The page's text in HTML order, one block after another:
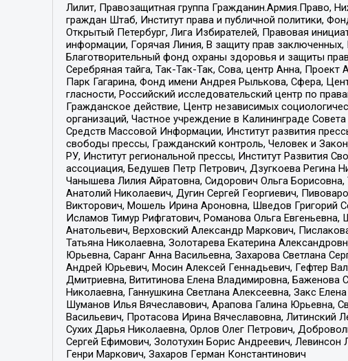
Лилит, Правозащитная группа Гражданин.Армия.Право,
граждан Штаб, Институт права и публичной политики,
Открытый Петербург, Лига Избирателей, Правовая
информации, Горячая Линия, В защиту прав
Благотворительный фонд охраны здоровья и защиты
Серебряная тайга, Так-Так-Так, Сова, центр Анна,
Парк Гагарина, Фонд имени Андрея Рылькова, Сфера,
гласности, Российский исследовательский центр по
Гражданское действие, Центр независимых
организаций, Частное учреждение в Калининграде
Средств Массовой Информации, Институт развития
свободы прессы, Гражданский контроль, Человек и
РУ, Институт региональной прессы, Институт Развития
ассоциация, Бедушев Петр Петрович, Дзугкоева Регина
Чанышева Лилия Айратовна, Сидорович Ольга Борисовна,
Анатолий Николаевич, Дугин Сергей Георгиевич,
Викторович, Мошель Ирина Ароновна, Шведов Григорий
Исламов Тимур Рифгатович, Романова Ольга
Анатольевич, Верховский Александр Маркович,
Татьяна Николаевна, Золотарева Екатерина
Юрьевна, Саранг Анна Васильевна, Захарова Светлана
Андрей Юрьевич, Мосин Алексей Геннадьевич, Гефтер
Дмитриевна, Вититинова Елена Владимировна, Баженова
Николаевна, Ганнушкина Светлана Алексеевна, Закс
Шуманов Илья Вячеславович, Арапова Галина Юрьевна,
Васильевич, Протасова Ирина Вячеславовна,
Сухих Дарья Николаевна, Орлов Олег Петрович,
Сергей Ефимович, Золотухин Борис Андреевич,
Генри Маркович, Захаров Герман Константинович